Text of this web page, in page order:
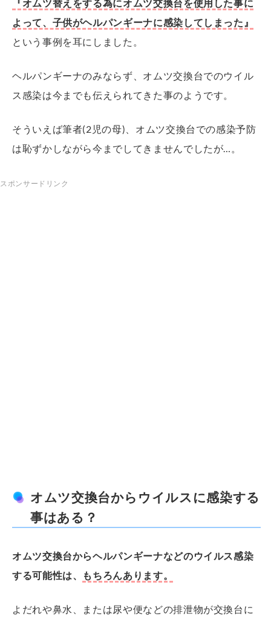
『オムツ替えをする為にオムツ交換台を使用した事に
よって、子供がヘルパンギーナに感染してしまった』
という事例を耳にしました。
ヘルパンギーナのみならず、オムツ交換台でのウイル
ス感染は今までも伝えられてきた事のようです。
そういえば筆者(2児の母)、オムツ交換台での感染予防
は恥ずかしながら今までしてきませんでしたが…。
オムツ交換台からウイルスに感染する
事はある？
オムツ交換台からヘルパンギーナなどのウイルス感染
する可能性は、
もちろんあります。
よだれや鼻水、または尿や便などの排泄物が交換台に